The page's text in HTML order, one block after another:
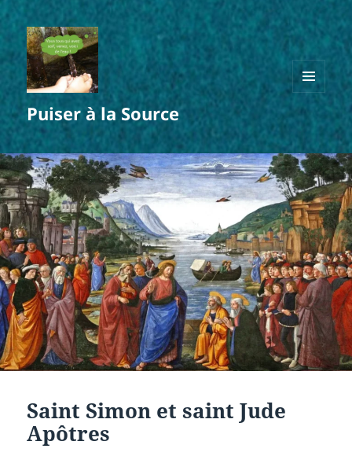
Puiser à la Source
MENU
ET
WIDGETS
Saint Simon et saint Jude
Apôtres